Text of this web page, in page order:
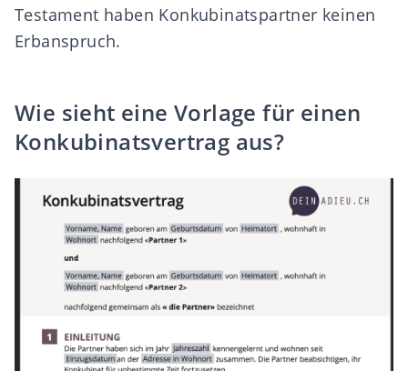
Testament haben Konkubinatspartner keinen
Erbanspruch.
Wie sieht eine Vorlage für einen
Konkubinatsvertrag aus?